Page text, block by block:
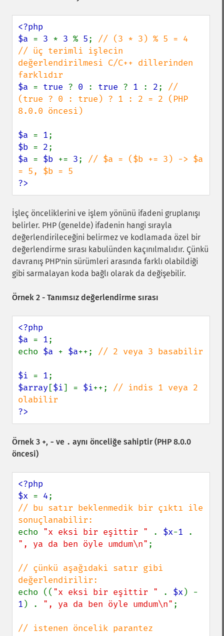
<?php
$a = 3 * 3 % 5; // (3 * 3) % 5 = 4
// üç terimli işlecin
değerlendirilmesi C/C++ dillerinden
$a = true ? 0 : true ? 1 : 2; //
(true ? 0 : true) ? 1 : 2 = 2 (PHP
8.0.0 öncesi)
$a = 1
$b = 2
$a = $b += 3; // $a = ($b += 3) -> $a
?>
İşleç önceliklerini ve işlem yönünü ifadeni gruplanışı
belirler. PHP (genelde) ifadenin hangi sırayla
değerlendirileceğini belirmez ve kodlamada özel bir
değerlendirme sırası kabulünden kaçınılmalıdır. Çünkü
davranış PHP'nin sürümleri arasında farklı olabildiği
gibi sarmalayan koda bağlı olarak da değişebilir.
Örnek 2 - Tanımsız değerlendirme sırası
<?php
$a = 1;
echo $a + $a++; // 2 veya 3 basabilir
$i = 1
$array[$i] = $i++; // indis 1 veya 2
?>
Örnek 3 +, - ve . aynı önceliğe sahiptir (PHP 8.0.0
öncesi)
<?php
$x = 4
// bu satır beklenmedik bir çıktı ile
echo "x eksi bir eşittir " . $x-1
", ya da ben öyle umdum\n" ;
// çünkü aşağıdaki satır gibi
echo (( "x eksi bir eşittir " . $x
1 ) . ", ya da ben öyle umdum\n" ;
// istenen öncelik parantez